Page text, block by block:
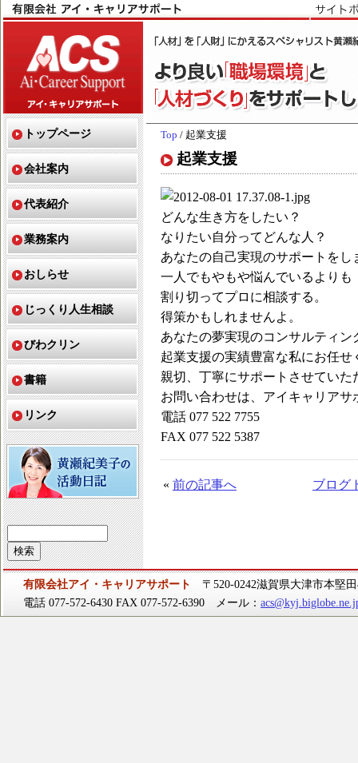
Top / 起業支援
起業支援
どんな生き方をしたい？
なりたい自分ってどんな人？
あなたの自己実現のサポートをし
一人でもやもや悩んでいるよりも
割り切ってプロに相談する。
得策かもしれませんよ。
あなたの夢実現のコンサルティ
起業支援の実績豊富な私にお任せ
親切、丁寧にサポートさせていた
お問い合わせは、アイキャリアサ
電話 077 522 7755
FAX 077 522 5387
« 前の記事へ ブログ
トップページ
会社案内
代表紹介
業務案内
おしらせ
じっくり人生相談
びわクリン
書籍
リンク
有限会社アイ・キャリアサポート
〒520-0242滋賀県大津市本堅
電話 077-572-6430 FAX 077-572-6390 メール：